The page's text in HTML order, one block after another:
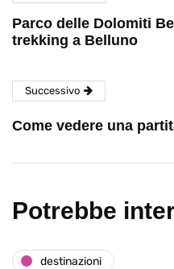
Parco delle Dolomiti
trekking a Belluno
Successivo
Come vedere una
Potrebbe
destinazioni